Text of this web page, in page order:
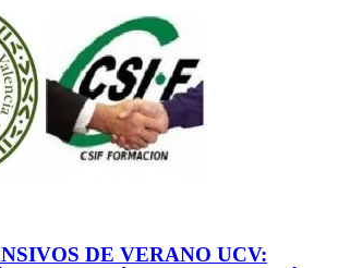
DE VERANO UCV: